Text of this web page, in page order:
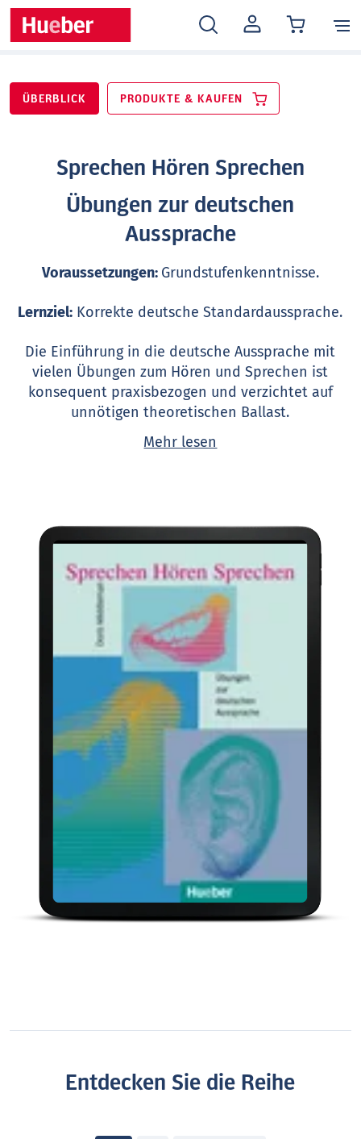
MEIN
KONTO
ÜBERBLICK PRODUKTE & KAUFEN
Sprechen Hören Sprechen
Übungen zur deutschen
Aussprache
Voraussetzungen: Grundstufenkenntnisse.
Lernziel: Korrekte deutsche Standardaussprache.
Die Einführung in die deutsche Aussprache mit
vielen Übungen zum Hören und Sprechen ist
konsequent praxisbezogen und verzichtet auf
unnötigen theoretischen Ballast.
Sie kann lehrbuchbegleitend oder kurstragend
eingesetzt werden und ist für den Selbstunterricht
Sprecherziehung und Sprachtherapie einsetzbar.
Vom einzelnen Laut bis zur Sprachmelodie in
ganzen Sätzen und Texten werden alle Bereiche
abgedeckt, bei punktuellen Schwierigkeiten hilft
die gezielte Anleitung zur Fehlerkorrektur.
Mehr lesen
Entdecken Sie die Reihe